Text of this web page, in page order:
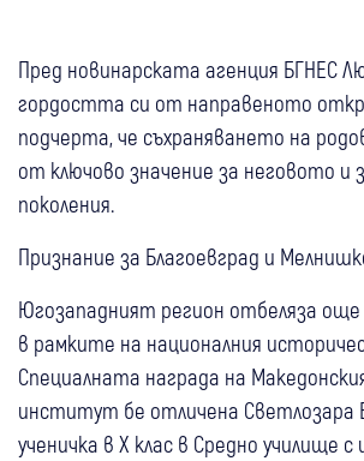
Пред новинарската агенция БГНЕС
гордостта си от направеното
подчерта, че съхраняването на
от ключово значение за неговото и
поколения.
Признание за Благоевград и
Югозападният регион отбеляза още
в рамките на националния
Специалната награда на
институт бе отличена Светлозара
ученичка в X клас в Средно училище с